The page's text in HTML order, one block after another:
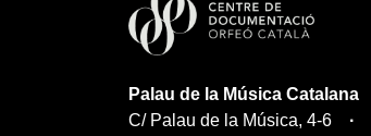
Palau de la Música Catalana
C/ Palau de la Música, 4-6